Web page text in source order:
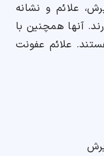
علائم و نشانه
آنها همچنین با
علائم عفونت